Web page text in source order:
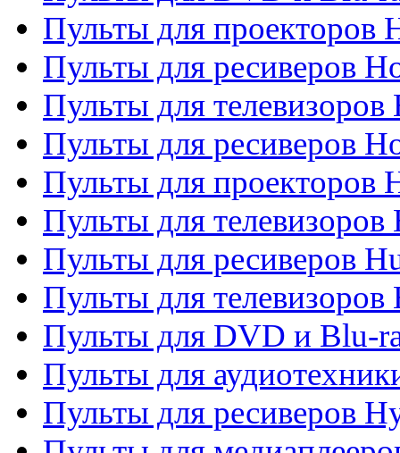
Пульты для проекторов
Пульты для ресиверов
Пульты для
Пульты для ресиверов
Пульты для проекторов
Пульты для телевизоров
Пульты для ресиверов
Пульты для
Пульты для DVD и Blu-
Пульты для
Пульты для ресиверов